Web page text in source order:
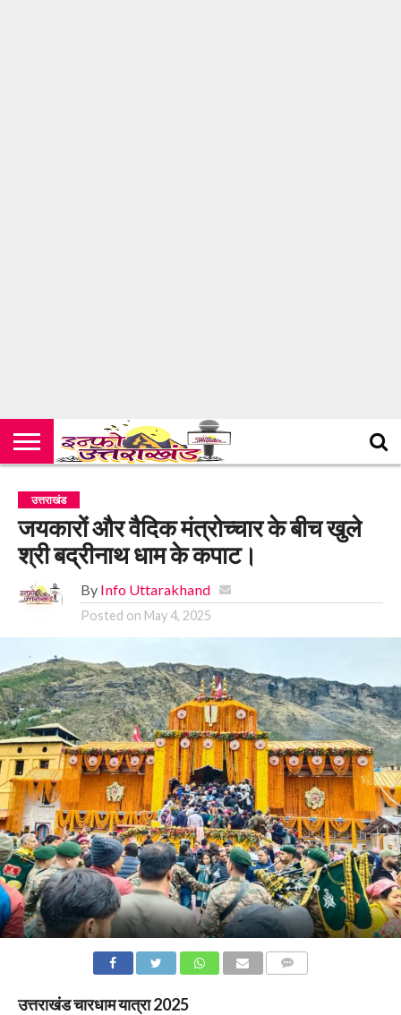
उत्तराखंड
जयकारों और वैदिक मंत्रोच्चार के बीच खुले
श्री बद्रीनाथ धाम के कपाट।
By Info Uttarakhand
Posted on May 4, 2025
उत्तराखंड चारधाम यात्रा 2025